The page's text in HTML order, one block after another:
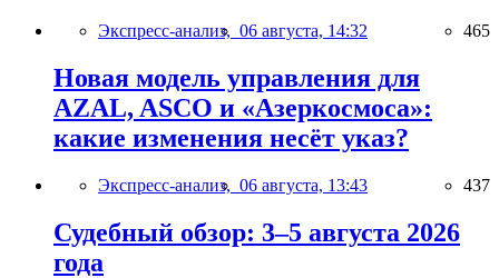
Экспресс-анализ, 06 августа, 14:32 465
Новая модель управления для
AZAL, ASCO и «Азеркосмоса»:
какие изменения несёт указ?
Экспресс-анализ, 06 августа, 13:43 437
Судебный обзор: 3–5 августа 2026
года